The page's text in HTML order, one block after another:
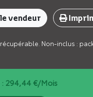
vendeur
Non-inclus :
294,44€/Mois